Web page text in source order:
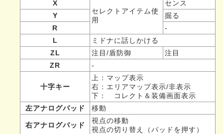
X
セレクトアイテム使
用
センス
Y
掘る
R
-
L
ミドナに話しかける
ZL
注目/盾防御
注目
ZR
-
十字キー
上：マップ表示
右：エリアマップ表示/非表示
下： コレクト＆装備画面表示
左アナログパッド
移動
右アナログバッド
視点の移動
視点の切り替え（パッドを押す）